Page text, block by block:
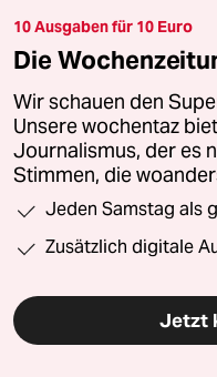
10 Ausgaben für 10 Euro
Die
Wir schauen den
Unsere wochentaz
Journalismus, der es
Stimmen, die
Jeden Samstag als
Zusätzlich digitale
Jetzt